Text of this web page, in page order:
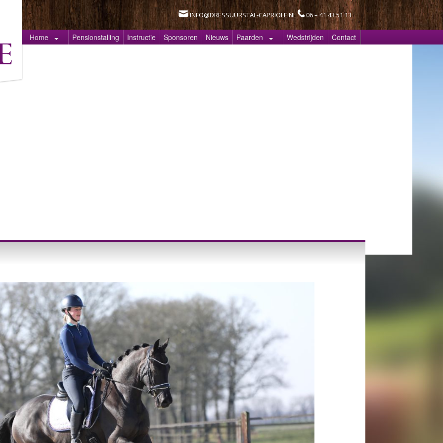
INFO@DRESSUURSTAL-CAPRIOLE.NL 06 – 41 43 51 13
Home Pensionstalling Instructie Sponsoren Nieuws Paarden Wedstrijden Contact